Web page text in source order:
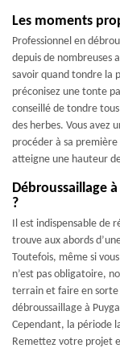
Les moments
Professionnel en
depuis de nombreuses
savoir quand tondre la
préconisez une tonte
conseillé de tondre
des herbes. Vous avez
procéder à sa
atteigne une hauteur
Débroussaillage
?
Il est indispensable de
trouve aux abords
Toutefois, même si
n’est pas obligatoire,
terrain et faire en
débroussaillage à
Cependant, la période
Remettez votre projet